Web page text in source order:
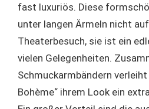
fast luxuriös. Diese
unter langen Ärmeln nicht
Theaterbesuch, sie ist ein
vielen Gelegenheiten.
Schmuckarmbändern verleiht
Bohème“ ihrem Look ein